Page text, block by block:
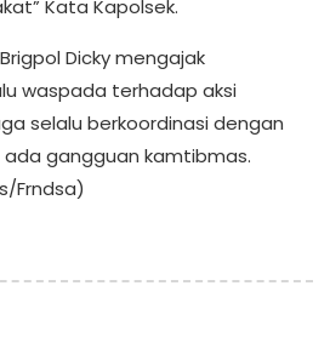
Kata Kapolsek.
Dicky mengajak
waspada terhadap aksi
selalu berkoordinasi dengan
gangguan kamtibmas.
Frndsa)